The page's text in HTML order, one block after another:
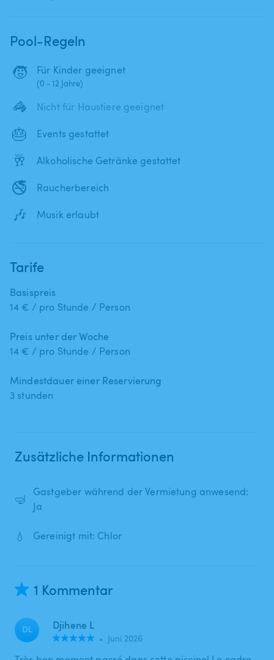
Pool-Regeln
🧒 Für Kinder geeignet
(0 - 12 Jahre)
🦓 Nicht für Haustiere geeignet
🎂 Events gestattet
🥂 Alkoholische Getränke gestattet
🚭 Raucherbereich
🎶 Musik erlaubt
Tarife
Basispreis
14 € / pro Stunde / Person
Preis unter der Woche
14 € / pro Stunde / Person
Mindestdauer einer Reservierung
3 stunden
Zusätzliche Informationen
🤿
Gastgeber während der Vermietung anwesend:
Ja
💧 Gereinigt mit: Chlor
1 Kommentar
DL Djihene L
• Juni 2026